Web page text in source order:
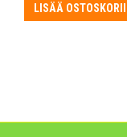
LISÄÄ